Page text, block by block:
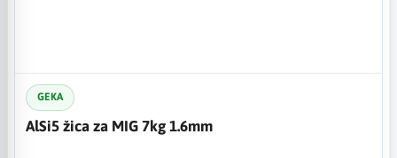
GEKA
AlSi5 žica za MIG 7kg 1.6mm